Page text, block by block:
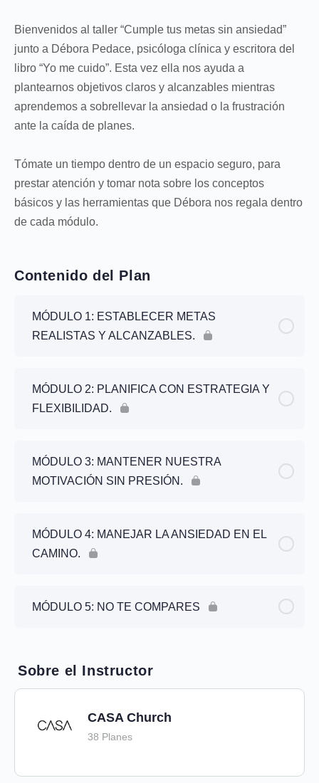
Bienvenidos al taller “Cumple tus metas sin ansiedad”
junto a Débora Pedace, psicóloga clínica y escritora del
libro “Yo me cuido”. Esta vez ella nos ayuda a
plantearnos objetivos claros y alcanzables mientras
aprendemos a sobrellevar la ansiedad o la frustración
ante la caída de planes.
Tómate un tiempo dentro de un espacio seguro, para
prestar atención y tomar nota sobre los conceptos
básicos y las herramientas que Débora nos regala dentro
de cada módulo.
Contenido del Plan
MÓDULO 1: ESTABLECER METAS
REALISTAS Y ALCANZABLES.
MÓDULO 2: PLANIFICA CON ESTRATEGIA Y
FLEXIBILIDAD.
MÓDULO 3: MANTENER NUESTRA
MOTIVACIÓN SIN PRESIÓN.
MÓDULO 4: MANEJAR LA ANSIEDAD EN EL
CAMINO.
MÓDULO 5: NO TE COMPARES
Sobre el Instructor
CASA Church
38 Planes